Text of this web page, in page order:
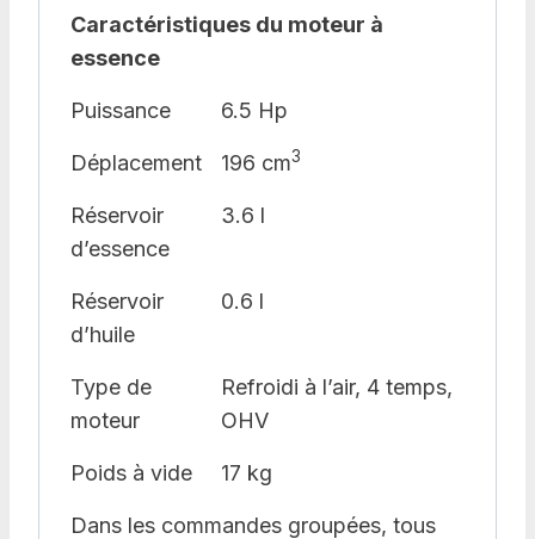
Caractéristiques du moteur à
essence
Puissance 6.5 Hp
Déplacement 196 cm3
Réservoir
d’essence
3.6 l
Réservoir
d’huile
0.6 l
Type de
moteur
Refroidi à l’air, 4 temps,
OHV
Poids à vide 17 kg
Dans les commandes groupées, tous